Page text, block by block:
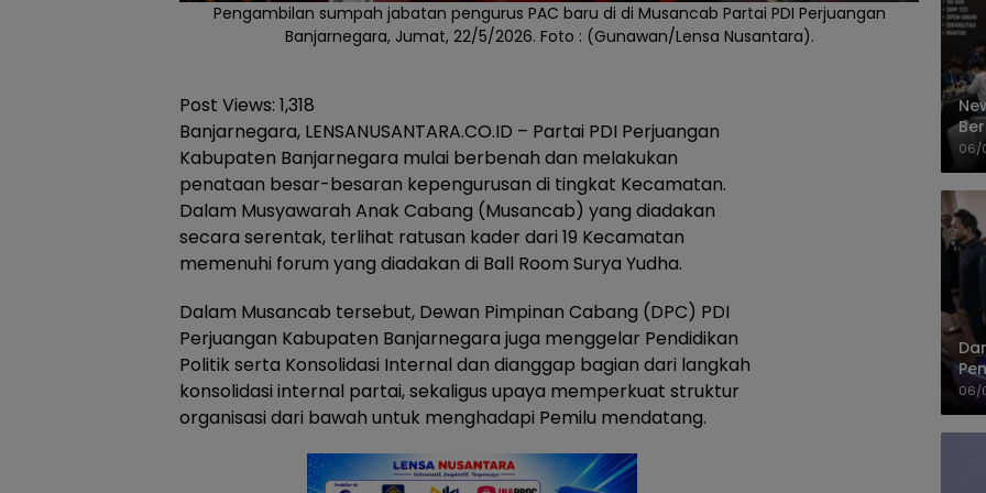
Pengambilan sumpah jabatan pengurus PAC baru di di Musancab Partai PDI Perjuangan
Banjarnegara, Jumat, 22/5/2026. Foto : (Gunawan/Lensa Nusantara).
Post Views: 1,318
Banjarnegara, LENSANUSANTARA.CO.ID – Partai PDI Perjuangan
Kabupaten Banjarnegara mulai berbenah dan melakukan
penataan besar-besaran kepengurusan di tingkat Kecamatan.
Dalam Musyawarah Anak Cabang (Musancab) yang diadakan
secara serentak, terlihat ratusan kader dari 19 Kecamatan
memenuhi forum yang diadakan di Ball Room Surya Yudha.
Dalam Musancab tersebut, Dewan Pimpinan Cabang (DPC) PDI
Perjuangan Kabupaten Banjarnegara juga menggelar Pendidikan
Politik serta Konsolidasi Internal dan dianggap bagian dari langkah
konsolidasi internal partai, sekaligus upaya memperkuat struktur
organisasi dari bawah untuk menghadapi Pemilu mendatang.
06/
06/